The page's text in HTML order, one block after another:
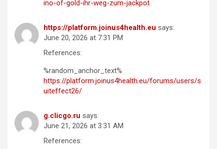
ino-of-gold-ihr-weg-zum-jackpot
https://platform.joinus4health.eu says:
June 20, 2026 at 7:31 PM
References:
%random_anchor_text%
https://platform.joinus4health.eu/forums/users/s
uiteffect26/
g.clicgo.ru says:
June 21, 2026 at 3:31 AM
References: